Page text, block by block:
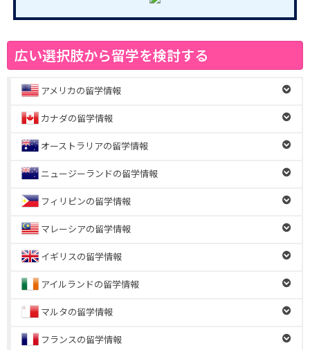
広い選択肢から留学を検討する
アメリカの留学情報
カナダの留学情報
オーストラリアの留学情報
ニュージーランドの留学情報
フィリピンの留学情報
マレーシアの留学情報
イギリスの留学情報
アイルランドの留学情報
マルタの留学情報
フランスの留学情報